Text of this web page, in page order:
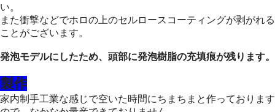
い。
また衝撃などでホロの上のセルロースコーティングが剥がれる
ことがございます。
発泡モデルにしたため、頭部に発泡樹脂の充填痕が残ります。
製作
家内制手工業な感じで空いた時間にちまちまと作っております